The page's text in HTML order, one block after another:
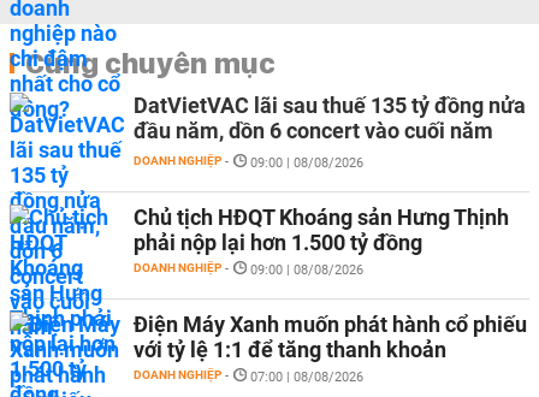
Cùng chuyên mục
DatVietVAC lãi sau thuế 135 tỷ đồng nửa
đầu năm, dồn 6 concert vào cuối năm
DOANH NGHIỆP - 09:00 | 08/08/2026
Chủ tịch HĐQT Khoáng sản Hưng Thịnh
phải nộp lại hơn 1.500 tỷ đồng
DOANH NGHIỆP - 09:00 | 08/08/2026
Điện Máy Xanh muốn phát hành cổ phiếu
với tỷ lệ 1:1 để tăng thanh khoản
DOANH NGHIỆP - 07:00 | 08/08/2026